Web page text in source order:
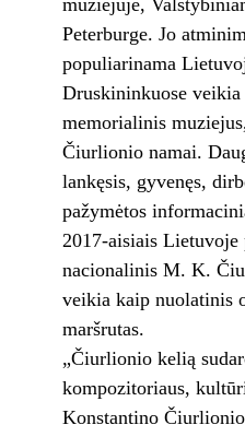
muziejuje,
Peterburge. Jo
populiarinama
Druskininkuose
memorialinis
Čiurlionio namai.
lankęsis, gyvenęs,
pažymėtos
2017-aisiais Lietuvoje
nacionalinis M. K.
veikia kaip nuolatinis
maršrutas.
„Čiurlionio kelią
kompozitoriaus,
Konstantino